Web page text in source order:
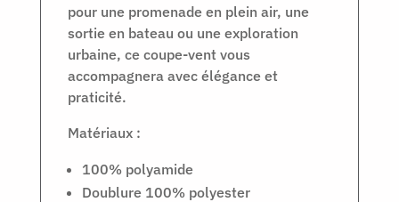
pour une promenade en plein air, une
sortie en bateau ou une exploration
urbaine, ce coupe-vent vous
accompagnera avec élégance et
praticité.
Matériaux :
100% polyamide
Doublure 100% polyester